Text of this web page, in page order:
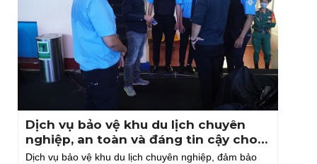
Dịch vụ bảo vệ khu du lịch chuyên
nghiệp, an toàn và đáng tin cậy cho
mọi địa điểm
Dịch vụ bảo vệ khu du lịch chuyên nghiệp, đảm bảo